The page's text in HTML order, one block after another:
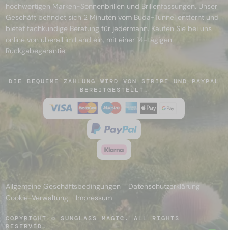
hochwertigen Marken-Sonnenbrillen und Brillenfassungen. Unser
Geschäft befindet sich 2 Minuten vom Buda-Tunnel entfernt und
bietet fachkundige Beratung für jedermann. Kaufen Sie bei uns
online von überall im Land ein, mit einer 14-tägigen
Rückgabegarantie.
DIE BEQUEME ZAHLUNG WIRD VON STRIPE UND PAYPAL
BEREITGESTELLT.
Allgemeine Geschäftsbedingungen
Datenschutzerklärung
Cookie-Verwaltung
Impressum
COPYRIGHT © SUNGLASS MAGIC. ALL RIGHTS
RESERVED.